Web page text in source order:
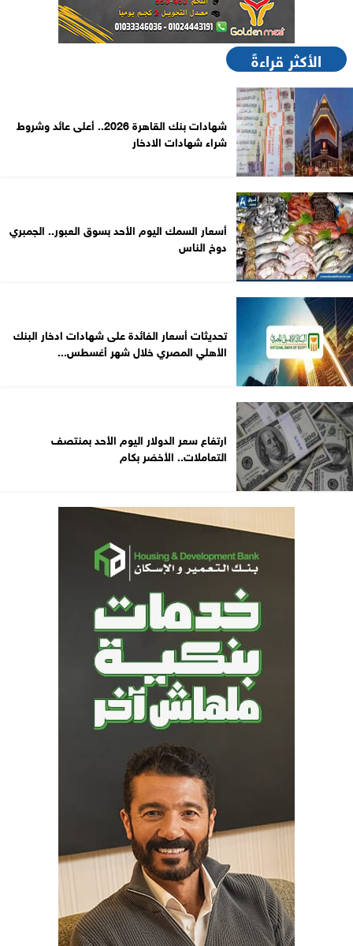
الأكثر قراءةً
شهادات بنك القاهرة 2026.. أعلى عائد وشروط
شراء شهادات الادخار
أسعار السمك اليوم الأحد بسوق العبور.. الجمبري
دوخ الناس
تحديثات أسعار الفائدة على شهادات ادخار البنك
الأهلي المصري خلال شهر أغسطس...
ارتفاع سعر الدولار اليوم الأحد بمنتصف
التعاملات.. الأخضر بكام